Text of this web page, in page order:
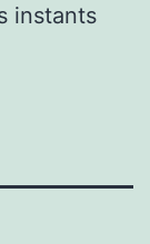
instants